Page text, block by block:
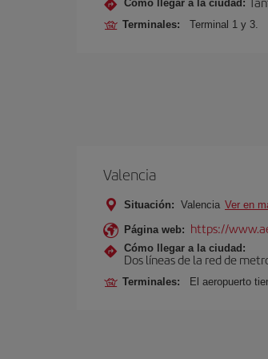
Cómo llegar a la ciudad:
Terminales: Terminal 1 y 3.
Valencia
Situación: Valencia Ver en
Página web: https://
Cómo llegar a la ciudad:
Dos líneas de la red de
Terminales: El aeropuerto